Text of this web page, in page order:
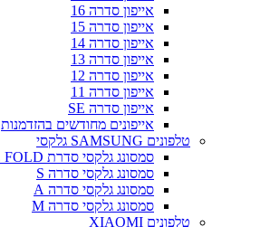
אייפון סדרה 16
אייפון סדרה 15
אייפון סדרה 14
אייפון סדרה 13
אייפון סדרה 12
אייפון סדרה 11
אייפון סדרה SE
אייפונים מחודשים בהזדמנות
טלפונים SAMSUNG גלקסי
סמסונג גלקסי סדרת Z FOLD
סמסונג גלקסי סדרה S
סמסונג גלקסי סדרה A
סמסונג גלקסי סדרה M
טלפונים XIAOMI